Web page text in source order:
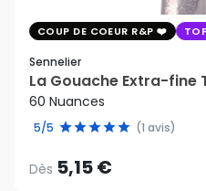
COUP DE COEUR R&P
Sennelier
La Gouache Extra-fine
60 Nuances
5/5 (1 avis)
Dès 5,15 €